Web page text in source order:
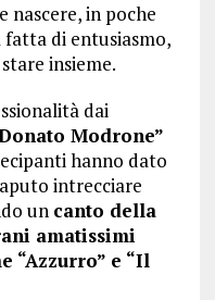
nascere, in poche
fatta di entusiasmo,
insieme.
dai
Modrone”
hanno dato
intrecciare
un canto della
amatissimi
“Azzurro” e “Il